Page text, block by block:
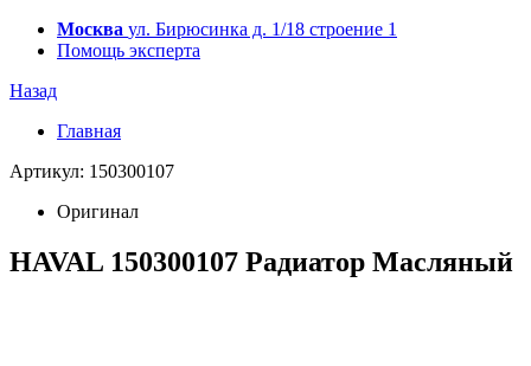
Москва ул. Бирюсинка д. 1/18 строение 1
Помощь эксперта
Назад
Главная
Артикул: 150300107
Оригинал
HAVAL 150300107 Радиатор Масляный